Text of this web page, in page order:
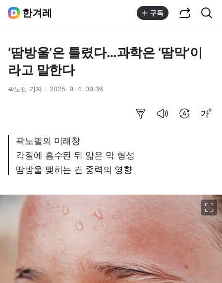
한겨레 구독
‘땀방울’은 틀렸다…과학은 ‘땀막’이
라고 말한다
곽노필 기자 2025. 9. 4. 09:36
곽노필의 미래창
각질에 흡수된 뒤 얇은 막 형성
땀방울 맺히는 건 중력의 영향